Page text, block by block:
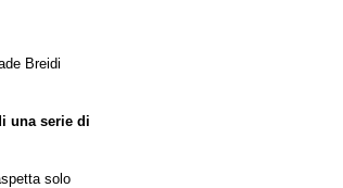
Breidi
una serie di
solo